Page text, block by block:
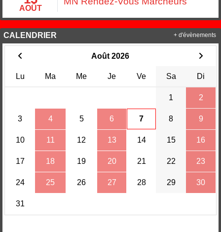
AOÛT
CALENDRIER
Août 2026
Lu Ma Me Je Ve Sa Di
1 2
3 4 5 6 7 8 9
10 11 12 13 14 15 16
17 18 19 20 21 22 23
24 25 26 27 28 29 30
31
+ d'évènements